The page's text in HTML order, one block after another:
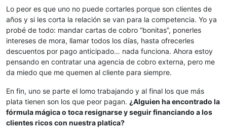
Lo peor es que uno no puede cortarles porque son clientes de
años y si les corta la relación se van para la competencia. Yo ya
probé de todo: mandar cartas de cobro “bonitas”, ponerles
intereses de mora, llamar todos los días, hasta ofrecerles
descuentos por pago anticipado… nada funciona. Ahora estoy
pensando en contratar una agencia de cobro externa, pero me
da miedo que me quemen al cliente para siempre.
En fin, uno se parte el lomo trabajando y al final los que más
plata tienen son los que peor pagan. ¿Alguien ha encontrado la
fórmula mágica o toca resignarse y seguir financiando a los
clientes ricos con nuestra platica?